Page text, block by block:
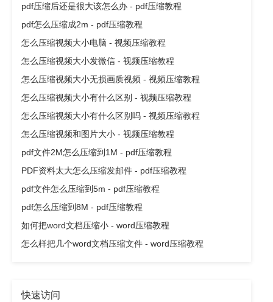
pdf压缩后还是很大该怎么办 - pdf压缩教程
pdf怎么压缩成2m - pdf压缩教程
怎么压缩视频大小电脑 - 视频压缩教程
怎么压缩视频大小发微信 - 视频压缩教程
怎么压缩视频大小无损画质视频 - 视频压缩教程
怎么压缩视频大小有什么区别 - 视频压缩教程
怎么压缩视频大小有什么区别吗 - 视频压缩教程
怎么压缩视频和图片大小 - 视频压缩教程
pdf文件2M怎么压缩到1M - pdf压缩教程
PDF资料太大怎么压缩发邮件 - pdf压缩教程
pdf文件怎么压缩到5m - pdf压缩教程
pdf怎么压缩到8M - pdf压缩教程
如何把word文档压缩小 - word压缩教程
怎么样把几个word文档压缩文件 - word压缩教程
快速访问